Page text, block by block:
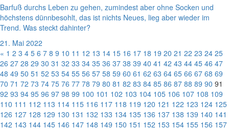
Barfuß durchs Leben zu gehen, zumindest aber ohne Socken und
höchstens dünnbesohlt, das ist nichts Neues, lieg aber wieder im
Trend. Was steckt dahinter?
21. Mai 2022
« 1 2 3 4 5 6 7 8 9 10 11 12 13 14 15 16 17 18 19 20 21 22 23 24 25
26 27 28 29 30 31 32 33 34 35 36 37 38 39 40 41 42 43 44 45 46 47
48 49 50 51 52 53 54 55 56 57 58 59 60 61 62 63 64 65 66 67 68 69
70 71 72 73 74 75 76 77 78 79 80 81 82 83 84 85 86 87 88 89 90 91
92 93 94 95 96 97 98 99 100 101 102 103 104 105 106 107 108 109
110 111 112 113 114 115 116 117 118 119 120 121 122 123 124 125
126 127 128 129 130 131 132 133 134 135 136 137 138 139 140 141
142 143 144 145 146 147 148 149 150 151 152 153 154 155 156 157